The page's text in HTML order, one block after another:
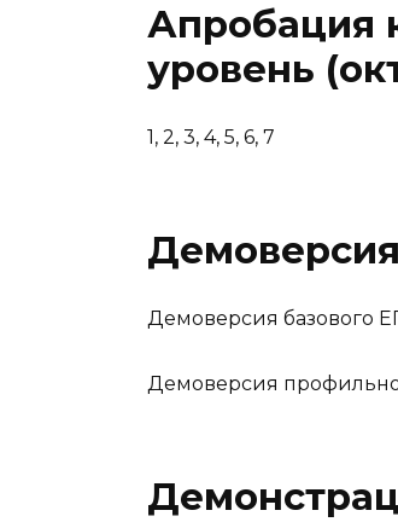
Апробация
уровень
1, 2, 3, 4, 5, 6, 7
Демоверсия базового
Демоверсия